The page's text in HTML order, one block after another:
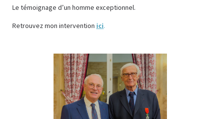
Le témoignage d’un homme exceptionnel.
Retrouvez mon intervention ici.